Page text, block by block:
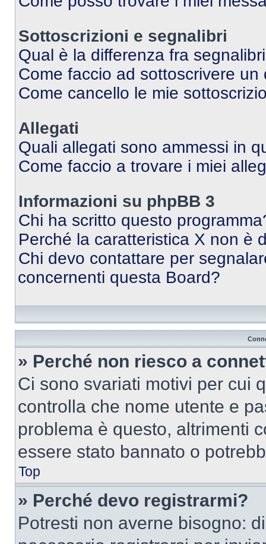
Sottoscrizioni e segnalibri
Qual è la differenza fra
Come faccio ad sottoscrivere
Come cancello le mie
Allegati
Quali allegati sono ammessi in
Come faccio a trovare i miei
Informazioni su phpBB 3
Chi ha scritto questo
Perché la caratteristica X non è
Chi devo contattare per
concernenti questa Board?
» Perché non riesco a
Ci sono svariati motivi per cui
controlla che nome utente e
problema è questo, altrimenti
essere stato bannato o
Top
» Perché devo registrarmi?
Potresti non averne bisogno: